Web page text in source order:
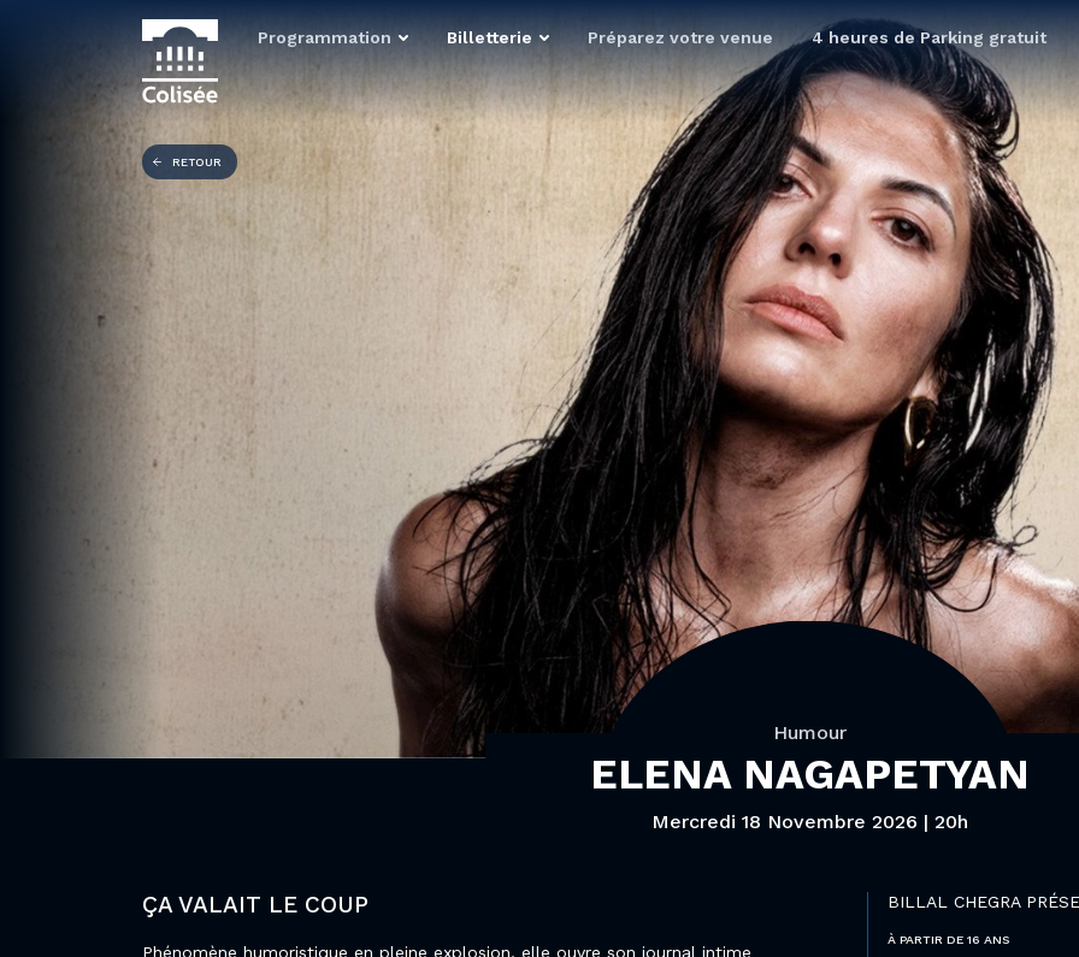
Programmation Billetterie Préparez votre venue 4 heures de Parking gratuit
RETOUR
Humour
ELENA NAGAPETYAN
Mercredi 18 Novembre 2026 | 20h
ÇA VALAIT LE COUP
Phénomène humoristique en pleine explosion, elle ouvre son journal intime
BILLAL CHEGRA
À PARTIR DE 16 ANS